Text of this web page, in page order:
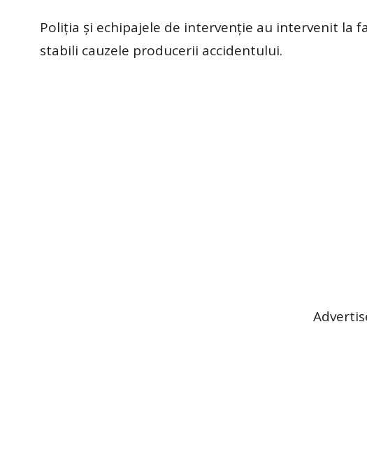
Poliția și echipajele de intervenție au intervenit la
stabili cauzele producerii accidentului.